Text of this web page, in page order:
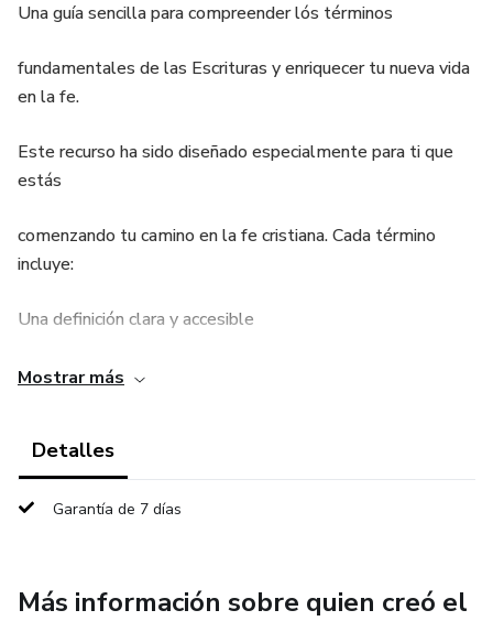
Una guía sencilla para compreender lós términos
fundamentales de las Escrituras y enriquecer tu nueva vida
en la fe.
Este recurso ha sido diseñado especialmente para ti que
estás
comenzando tu camino en la fe cristiana. Cada término
incluye:
Una definición clara y accesible
Una explicación espiritual práctica
Mostrar más
Detalles
Garantía de 7 días
Más información sobre quien creó el